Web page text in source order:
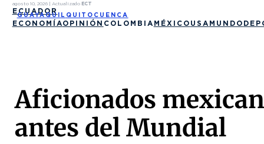
agosto 10, 2026| Actualizado ECT
ECUADOR
GUAYAQUIL QUITO CUENCA
ECONOMÍAOPINIÓN COLOMBIA MÉXICO USA MUNDO
Aficionados
antes del Mundial